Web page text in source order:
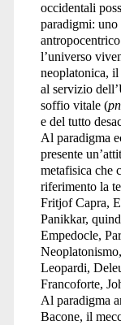
occidentali
paradigmi: uno
l’universo
neoplatonica, il
al servizio
soffio vitale (
e del tutto
Al paradigma
presente
metafisica che
riferimento la
Fritjof Capra,
Panikkar,
Empedocle,
Leopardi,
Francoforte,
Al paradigma
Bacone, il